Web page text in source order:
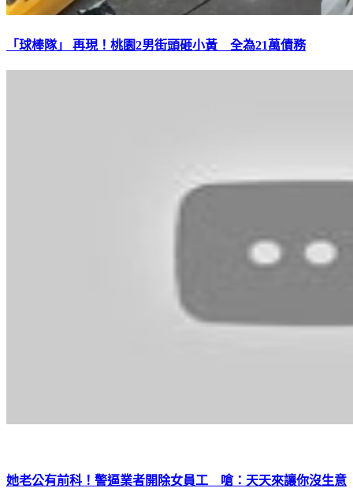
「球棒隊」 再現！桃園2男街頭砸小黃 全為21萬債務
她老公有前科！警逼業者開除女員工 嗆：天天來讓你沒生意